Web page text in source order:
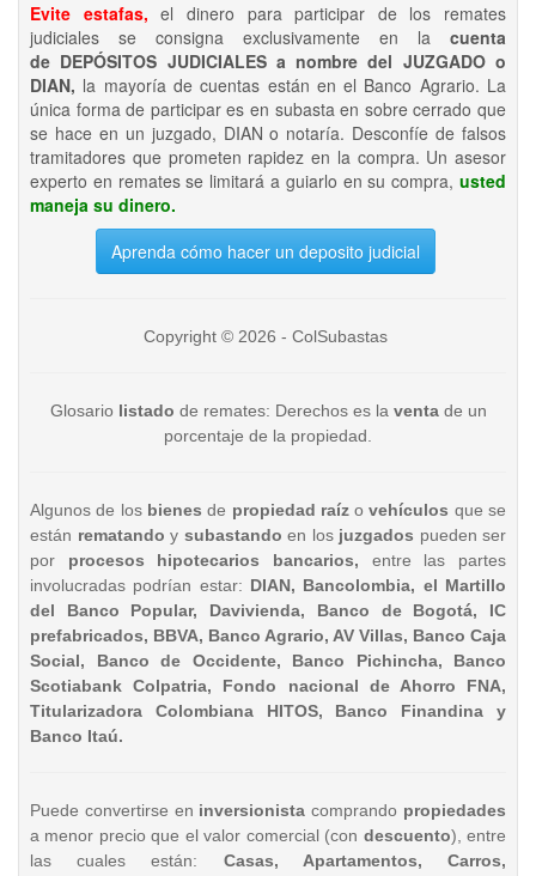
Evite estafas, el dinero para participar de los remates
judiciales se consigna exclusivamente en la cuenta
de DEPÓSITOS JUDICIALES a nombre del JUZGADO o
DIAN, la mayoría de cuentas están en el Banco Agrario. La
única forma de participar es en subasta en sobre cerrado que
se hace en un juzgado, DIAN o notaría. Desconfíe de falsos
tramitadores que prometen rapidez en la compra. Un asesor
experto en remates se limitará a guiarlo en su compra, usted
maneja su dinero.
Aprenda cómo hacer un deposito judicial
Copyright © 2026 - ColSubastas
Glosario listado de remates: Derechos es la ventade un
porcentaje de la propiedad.
Algunos de los bienesde propiedad raízo vehículos que se
están rematando y subastando en los juzgados pueden ser
por procesos hipotecarios bancarios, entre las partes
involucradas podrían estar: DIAN, Bancolombia, el Martillo
del Banco Popular, Davivienda, Banco de Bogotá, IC
prefabricados, BBVA, Banco Agrario, AV Villas, Banco Caja
Social, Banco de Occidente, Banco Pichincha, Banco
Scotiabank Colpatria, Fondo nacional de Ahorro FNA,
Titularizadora Colombiana HITOS, Banco Finandina y
Banco Itaú.
Puede convertirse en inversionista comprando propiedades
a menor precio que el valor comercial (con descuento), entre
las cuales están: Casas, Apartamentos, Carros,